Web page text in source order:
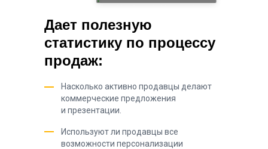
Насколько активно продавцы делают
коммерческие предложения
и презентации.
Используют ли продавцы все
возможности персонализации
Дает полезную
статистику по процессу
продаж: